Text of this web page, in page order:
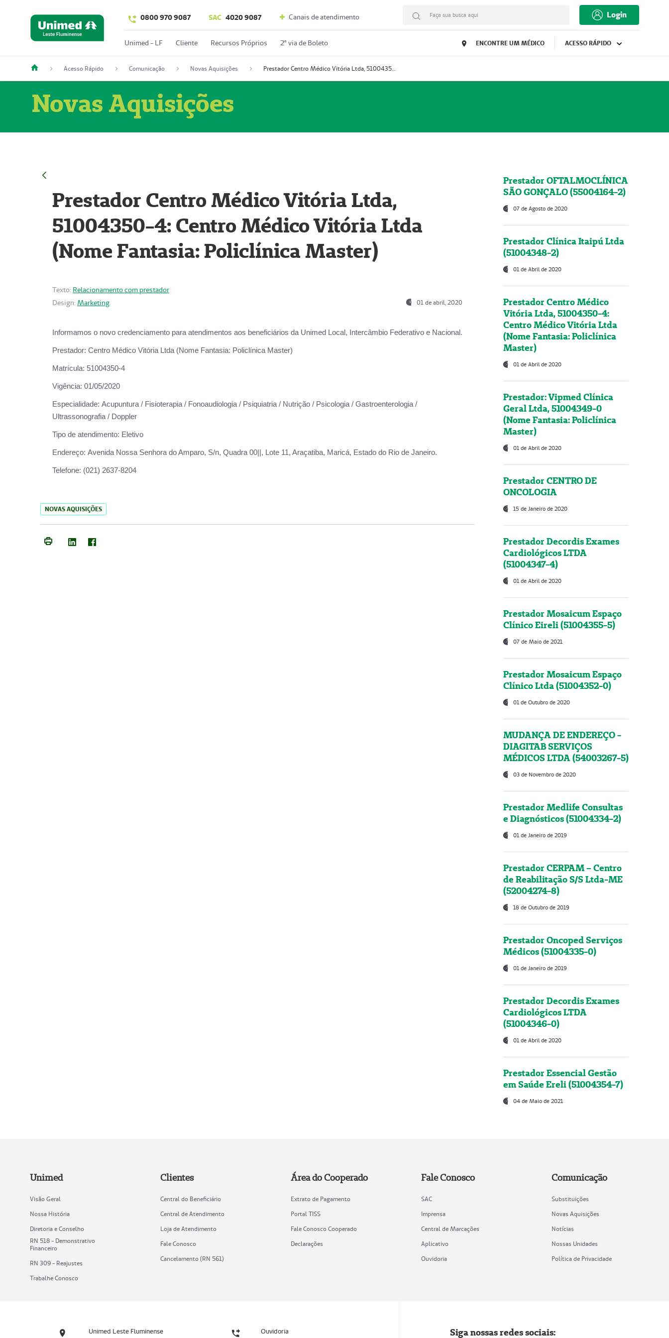
0800 970 9087 SAC 4020 9087 Canais de atendimento Faça sua busca aqui Login
Unimed - LF Cliente Recursos Próprios 2º via de Boleto ENCONTRE UM MÉDICO ACESSO RÁPIDO
Acesso Rápido Comunicação Novas Aquisições Prestador Centro Médico Vitória Ltda, 51004350-4: Centro Médico Vitória Ltda (Nome Fantasia: Policlínica Master)
Novas Aquisições
Prestador Centro Médico Vitória Ltda,
51004350-4: Centro Médico Vitória Ltda
(Nome Fantasia: Policlínica Master)
Texto: Relacionamento com prestador
Design: Marketing 01 de abril, 2020
Informamos o novo credenciamento para atendimentos aos beneficiários da Unimed Local, Intercâmbio Federativo e Nacional.
Prestador: Centro Médico Vitória Ltda (Nome Fantasia: Policlínica Master)
Matrícula: 51004350-4
Vigência: 01/05/2020
Especialidade: Acupuntura / Fisioterapia / Fonoaudiologia / Psiquiatria / Nutrição / Psicologia / Gastroenterologia /
Ultrassonografia / Doppler
Tipo de atendimento: Eletivo
Endereço: Avenida Nossa Senhora do Amparo, S/n, Quadra 00||, Lote 11, Araçatiba, Maricá, Estado do Rio de Janeiro.
Telefone: (021) 2637-8204
NOVAS AQUISIÇÕES
Prestador OFTALMOCLÍNICA
SÃO GONÇALO (55004164-2)
07 de Agosto de 2020
Prestador Clínica Itaipú Ltda
(51004348-2)
01 de Abril de 2020
Prestador Centro Médico
Vitória Ltda, 51004350-4:
Centro Médico Vitória Ltda
(Nome Fantasia: Policlínica
Master)
01 de Abril de 2020
Prestador: Vipmed Clínica
Geral Ltda, 51004349-0
(Nome Fantasia: Policlínica
Master)
01 de Abril de 2020
Prestador CENTRO DE
ONCOLOGIA
15 de Janeiro de 2020
Prestador Decordis Exames
Cardiológicos LTDA
(51004347-4)
01 de Abril de 2020
Prestador Mosaicum Espaço
Clínico Eireli (51004355-5)
07 de Maio de 2021
Prestador Mosaicum Espaço
Clínico Ltda (51004352-0)
01 de Outubro de 2020
MUDANÇA DE ENDEREÇO -
DIAGITAB SERVIÇOS
MÉDICOS LTDA (54003267-5)
03 de Novembro de 2020
Prestador Medlife Consultas
e Diagnósticos (51004334-2)
01 de Janeiro de 2019
Prestador CERPAM – Centro
de Reabilitação S/S Ltda-ME
(52004274-8)
18 de Outubro de 2019
Prestador Oncoped Serviços
Médicos (51004335-0)
01 de Janeiro de 2019
Prestador Decordis Exames
Cardiológicos LTDA
(51004346-0)
01 de Abril de 2020
Prestador Essencial Gestão
em Saúde Ereli (51004354-7)
04 de Maio de 2021
Unimed
Visão Geral
Nossa História
Diretoria e Conselho
RN 518 - Demonstrativo
Financeiro
RN 309 - Reajustes
Trabalhe Conosco
Clientes
Central do Beneficiário
Central de Atendimento
Loja de Atendimento
Fale Conosco
Cancelamento (RN 561)
Área do Cooperado
Extrato de Pagamento
Portal TISS
Fale Conosco Cooperado
Declarações
Fale Conosco
SAC
Imprensa
Central de Marcações
Aplicativo
Ouvidoria
Comunicação
Substituições
Novas Aquisições
Notícias
Nossas Unidades
Política de Privacidade
Unimed Leste Fluminense Ouvidoria Siga nossas redes sociais: